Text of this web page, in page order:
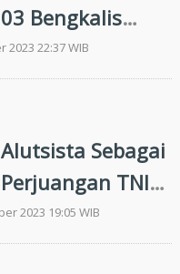
Bengkalis
ke Veteran dan
2023 22:37 WIB
Sebagai
TNI
Keutuhan
2023 19:05 WIB